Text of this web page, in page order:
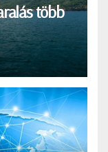
több